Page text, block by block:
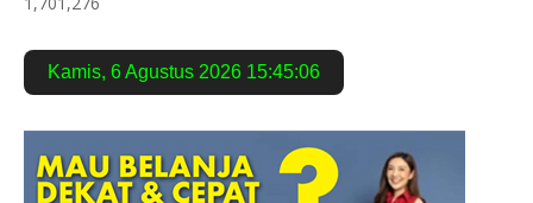
Kamis, 6 Agustus 2026 15:45:08